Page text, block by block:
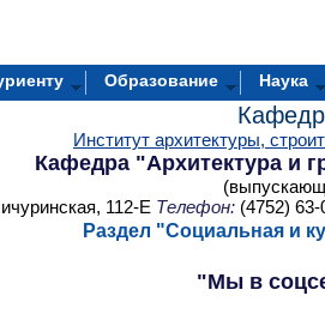
Образование Наука
Институт архитектуры,
Кафедра "Архитектура и
112-Е Телефон: (4752)
Раздел "Социальная и
"Мы в